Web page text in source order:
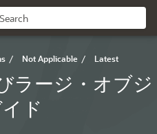
/ Not Applicable / Latest
ラージ・オブジ
ド